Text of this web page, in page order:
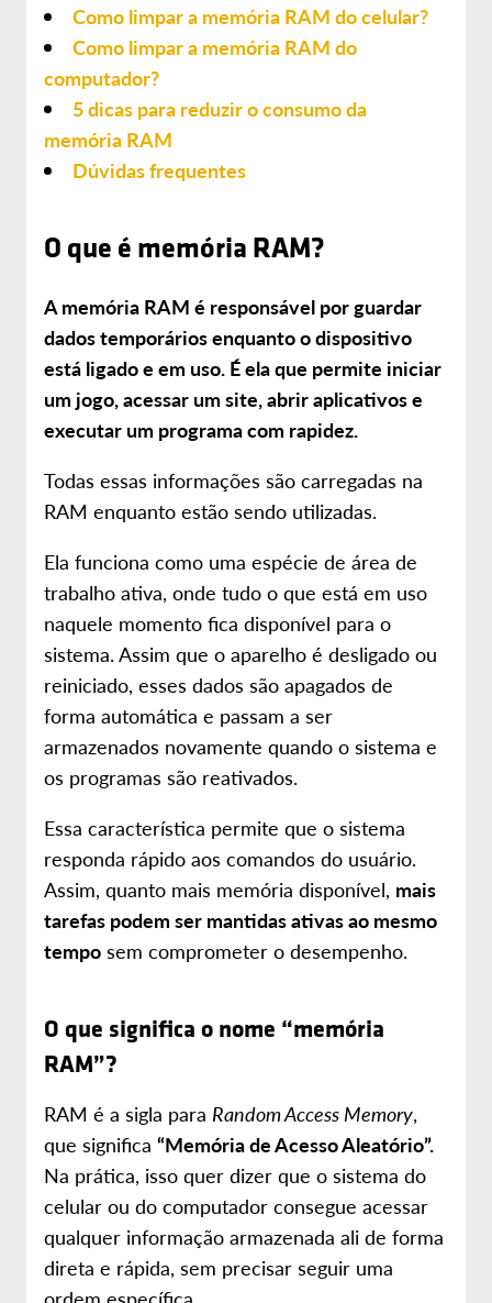
Como limpar a memória RAM do celular?
Como limpar a memória RAM do
computador?
5 dicas para reduzir o consumo da
memória RAM
Dúvidas frequentes
O que é memória RAM?
A memória RAM é responsável por guardar
dados temporários enquanto o dispositivo
está ligado e em uso. É ela que permite iniciar
um jogo, acessar um site, abrir aplicativos e
executar um programa com rapidez.
Todas essas informações são carregadas na
RAM enquanto estão sendo utilizadas.
Ela funciona como uma espécie de área de
trabalho ativa, onde tudo o que está em uso
naquele momento fica disponível para o
sistema. Assim que o aparelho é desligado ou
reiniciado, esses dados são apagados de
forma automática e passam a ser
armazenados novamente quando o sistema e
os programas são reativados.
Essa característica permite que o sistema
responda rápido aos comandos do usuário.
Assim, quanto mais memória disponível, mais
tarefas podem ser mantidas ativas ao mesmo
tempo sem comprometer o desempenho.
O que significa o nome “memória
RAM”?
RAM é a sigla para Random Access Memory,
que significa “Memória de Acesso Aleatório”.
Na prática, isso quer dizer que o sistema do
celular ou do computador consegue acessar
qualquer informação armazenada ali de forma
direta e rápida, sem precisar seguir uma